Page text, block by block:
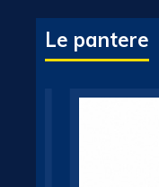
Le pantere